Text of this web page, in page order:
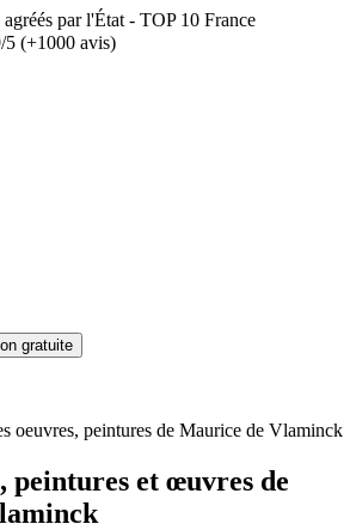
par l'État - TOP 10 France
5 (+1000 avis)
gratuite
oeuvres, peintures de Maurice de Vlaminck
peintures et œuvres de